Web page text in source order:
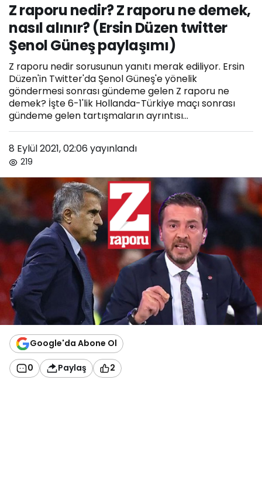
Düzen twitter Şenol Güneş
paylaşımı)
Z raporu nedir? Z raporu ne demek,
nasıl alınır? (Ersin Düzen twitter
Şenol Güneş paylaşımı)
Z raporu nedir sorusunun yanıtı merak ediliyor. Ersin
Düzen'in Twitter'da Şenol Güneş'e yönelik
göndermesi sonrası gündeme gelen Z raporu ne
demek? İşte 6-1'lik Hollanda-Türkiye maçı sonrası
gündeme gelen tartışmaların ayrıntısı...
8 Eylül 2021, 02:06yayınlandı
219
Google'da Abone Ol
0 Paylaş 2